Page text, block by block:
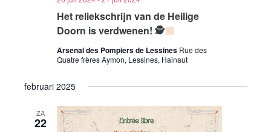
Het reliekschrijn van de Heilige
Doorn is verdwenen! 🕵
Arsenal des Pompiers de Lessines Rue des
Quatre frères Aymon, Lessines, Hainaut
februari 2025
ZA
22